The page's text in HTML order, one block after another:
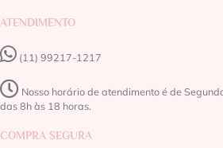
ATENDIMENTO
(11) 99217-1217‬
Nosso horário de atendimento é de
das 8h às 18 horas.
COMPRA SEGURA